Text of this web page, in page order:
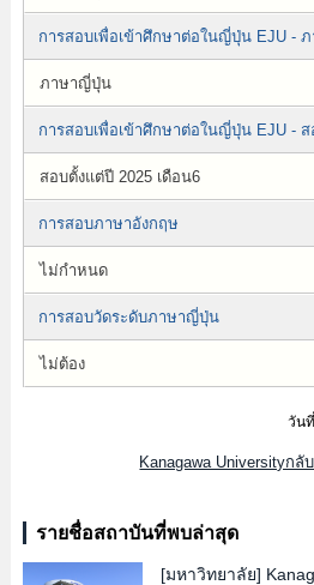
การสอบเพื่อเข้าศึกษาต่อในญี่ปุ่น EJU -
ภาษาญี่ปุ่น
การสอบเพื่อเข้าศึกษาต่อในญี่ปุ่น EJU - ส
สอบตั้งแต่ปี 2025 เดือน6
การสอบภาษาอังกฤษ
ไม่กำหนด
การสอบวัดระดับภาษาญี่ปุ่น
ไม่ต้อง
วัน
Kanagawa Universityก
รายชื่อสถาบันที่พบล่าสุด
[มหาวิทยาลัย]